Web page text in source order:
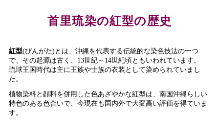
首里琉染の紅型の歴史
紅型(びんがた)とは、沖縄を代表する伝統的な染色技法の一つ
で、その起源は古く、13世紀～14世紀頃ともいわれています。
琉球王国時代は主に王族や士族の衣装として染められていまし
た。
植物染料と顔料を併用した色あざやかな紅型は、南国沖縄らしい
特色のある色合いで、今現在も国内外で大変高い評価を得ていま
す。